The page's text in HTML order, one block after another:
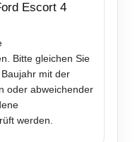
Escort 4
Bitte gleichen Sie
mit der
oder abweichender
werden.